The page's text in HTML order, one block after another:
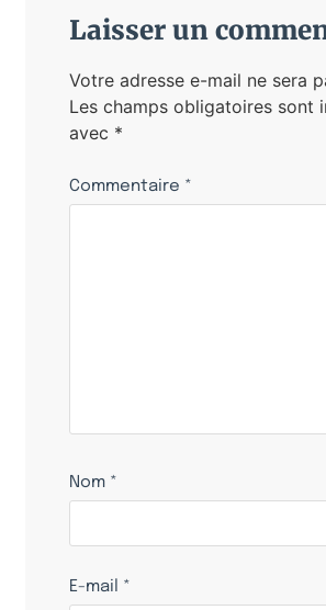
Laisser un
Votre adresse e-mail ne sera
Les champs obligatoires sont
avec *
Commentaire *
Nom *
E-mail *